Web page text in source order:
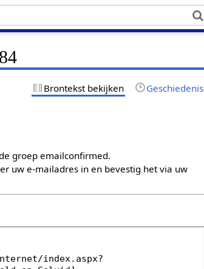
Brontekst bekijken Geschiedenis
groep emailconfirmed.
uw e-mailadres in en bevestig het via uw